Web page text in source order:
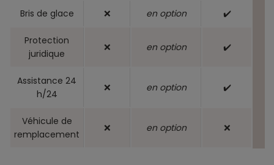
Bris de glace ❌ en option ✔️
Protection
juridique
❌ en option ✔️
Assistance 24
h/24
❌ en option ✔️
Véhicule de
remplacement
❌ en option ❌